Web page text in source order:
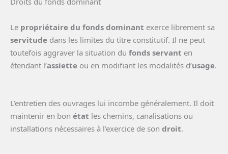
Le propriétaire du fonds dominant exerce librement sa
servitude dans les limites du titre constitutif. Il ne peut
toutefois aggraver la situation du fonds servant en
étendant l’assiette ou en modifiant les modalités d’usage.
L’entretien des ouvrages lui incombe généralement. Il doit
maintenir en bon état les chemins, canalisations ou
installations nécessaires à l’exercice de son droit.